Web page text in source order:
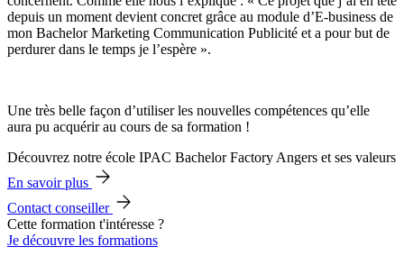
depuis un moment devient concret grâce au module d’E-business de
mon Bachelor Marketing Communication Publicité et a pour but de
perdurer dans le temps je l’espère ».
Une très belle façon d’utiliser les nouvelles compétences qu’elle
aura pu acquérir au cours de sa formation !
Découvrez notre école IPAC Bachelor Factory Angers et ses valeurs
En savoir plus
Contact conseiller
Cette formation t'intéresse ?
Je découvre les formations